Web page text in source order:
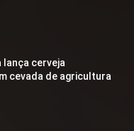
lança cerveja
cevada de agricultura